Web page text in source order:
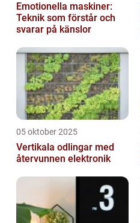
Emotionella maskiner:
Teknik som förstår och
svarar på känslor
05 oktober 2025
Vertikala odlingar med
återvunnen elektronik